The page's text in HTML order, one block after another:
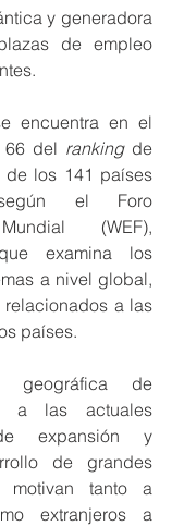
y generadora
de empleo
encuentra en el
66 del ranking de
de los 141 países
el Foro
(WEF),
examina los
a nivel global,
a las
países.
geográfica de
a las actuales
expansión y
de grandes
motivan tanto a
extranjeros a